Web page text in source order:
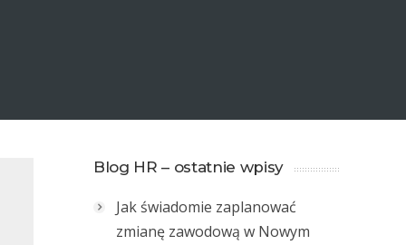
Blog HR – ostatnie wpisy
Jak świadomie zaplanować
zmianę zawodową w Nowym